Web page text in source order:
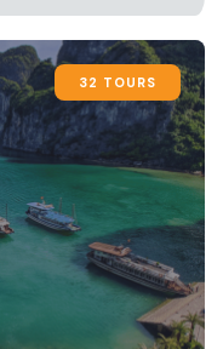
32 TOURS